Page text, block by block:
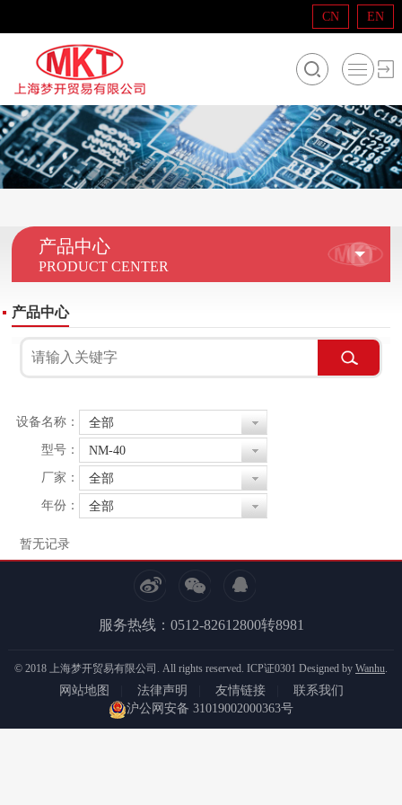
CN EN
产品中心
PRODUCT CENTER
产品中心
设备名称：
全部
型号：
NM-40
厂家：
全部
年份：
全部
暂无记录
服务热线：0512-82612800转8981
© 2018 上海梦开贸易有限公司. All rights reserved. ICP证0301 Designed by Wanhu.
网站地图 法律声明 友情链接
联系我们
沪公网安备 31019002000363号